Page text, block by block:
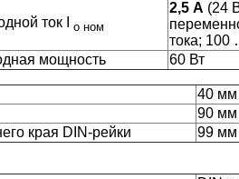
ток I о ном
2,5 А (24
тока; 100
мощность
60 Вт
40 мм
90 мм
края DIN-рейки
99 мм